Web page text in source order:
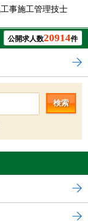
事施工管理技士
公開求人数20914件
検索